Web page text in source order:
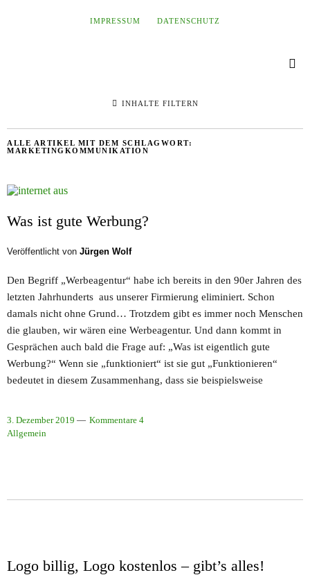
IMPRESSUM DATENSCHUTZ
INHALTE FILTERN
ALLE ARTIKEL MIT DEM SCHLAGWORT:
MARKETINGKOMMUNIKATION
Was ist gute Werbung?
Veröffentlicht von Jürgen Wolf
Den Begriff „Werbeagentur“ habe ich bereits in den 90er Jahren des
letzten Jahrhunderts aus unserer Firmierung eliminiert. Schon
damals nicht ohne Grund… Trotzdem gibt es immer noch Menschen
die glauben, wir wären eine Werbeagentur. Und dann kommt in
Gesprächen auch bald die Frage auf: „Was ist eigentlich gute
Werbung?“ Wenn sie „funktioniert“ ist sie gut „Funktionieren“
bedeutet in diesem Zusammenhang, dass sie beispielsweise
3. Dezember 2019
Kommentare 4
Allgemein
Logo billig, Logo kostenlos – gibt’s alles!